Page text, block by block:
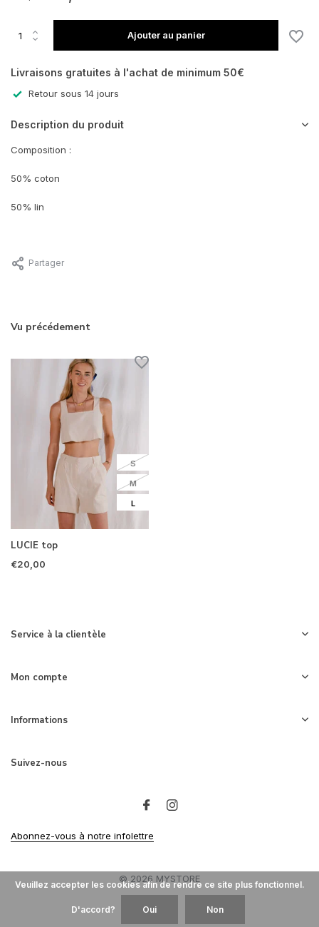
Ajouter au panier
Livraisons gratuites à l'achat de minimum 50€
Retour sous 14 jours
Description du produit
Composition :
50% coton
50% lin
Partager
Vu précédement
S
M
L
LUCIE top
€20,00
Service à la clientèle
Mon compte
Informations
Suivez-nous
Abonnez-vous à notre infolettre
© 2026 MYSTORE
Veuillez accepter les cookies afin de rendre ce site plus fonctionnel.
D'accord? Oui Non